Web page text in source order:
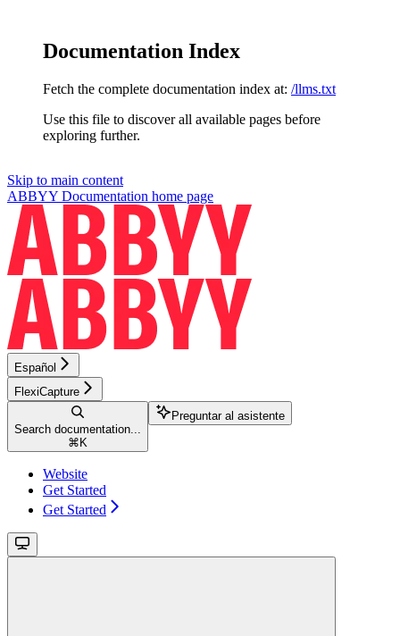
Documentation Index
Fetch the complete documentation index at: /llms.txt
Use this file to discover all available pages before
exploring further.
Skip to main content
ABBYY Documentation home page
Español
FlexiCapture
Search documentation...
⌘ K
Preguntar al asistente
Website
Get Started
Get Started